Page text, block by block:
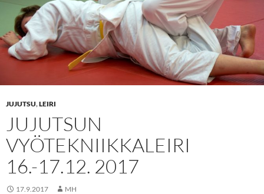
JUJUTSU,LEIRI
JUJUTSUN
VYÖTEKNIIKKALEIRI
16.-17.12. 2017
17.9.2017 MH